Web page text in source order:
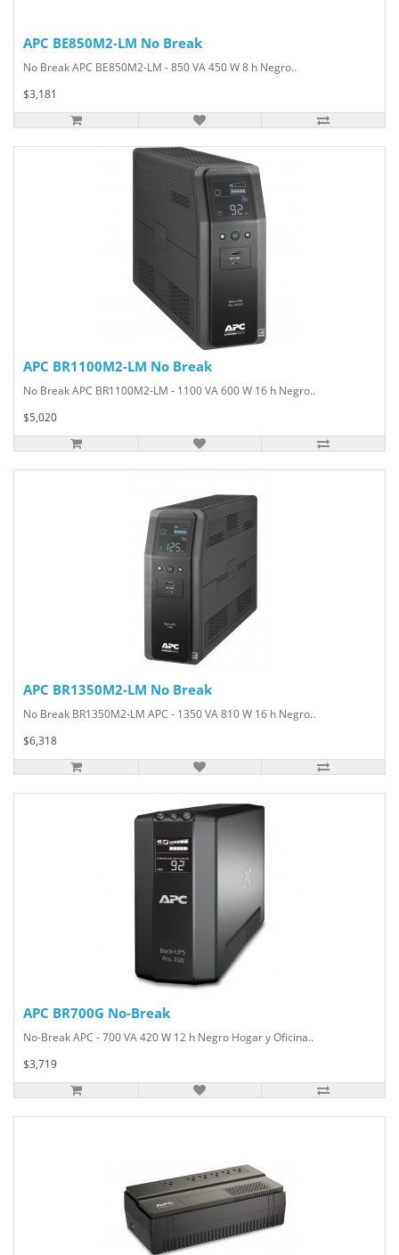
APC BE850M2-LM No Break
No Break APC BE850M2-LM - 850 VA 450 W 8 h Negro..
$3,181
APC BR1100M2-LM No Break
No Break APC BR1100M2-LM - 1100 VA 600 W 16 h Negro..
$5,020
APC BR1350M2-LM No Break
No Break BR1350M2-LM APC - 1350 VA 810 W 16 h Negro..
$6,318
APC BR700G No-Break
No-Break APC - 700 VA 420 W 12 h Negro Hogar y Oficina..
$3,719